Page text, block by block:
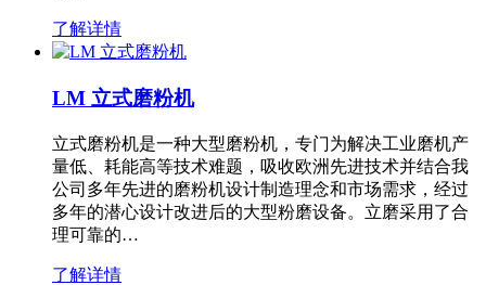
了解详情
LM 立式磨粉机
立式磨粉机是一种大型磨粉机，专门为解决工业磨机产
量低、耗能高等技术难题，吸收欧洲先进技术并结合我
公司多年先进的磨粉机设计制造理念和市场需求，经过
多年的潜心设计改进后的大型粉磨设备。立磨采用了合
理可靠的…
了解详情